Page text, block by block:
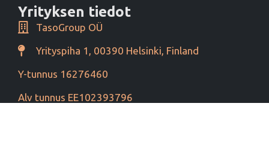
Yrityksen tiedot
TasoGroup OÜ
Yrityspiha 1, 00390 Helsinki, Finland
Y-tunnus 16276460
Alv tunnus EE102393796